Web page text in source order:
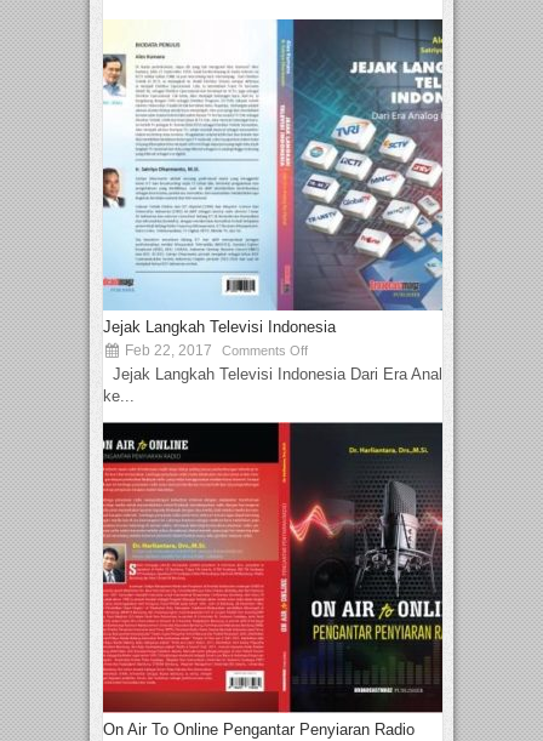
Jejak Langkah Televisi Indonesia
Feb 22, 2017 Comments Off
Jejak Langkah Televisi Indonesia Dari Era Analog
ke...
On Air To Online Pengantar Penyiaran Radio